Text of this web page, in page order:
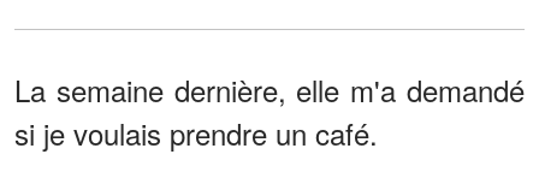
La semaine dernière, elle m'a demandé
si je voulais prendre un café.